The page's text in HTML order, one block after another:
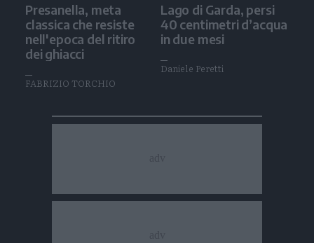
Presanella, meta
classica che resiste
nell'epoca del ritiro
dei ghiacci
FABRIZIO TORCHIO
Lago di Garda, persi
40 centimetri d’acqua
in due mesi
Daniele Peretti